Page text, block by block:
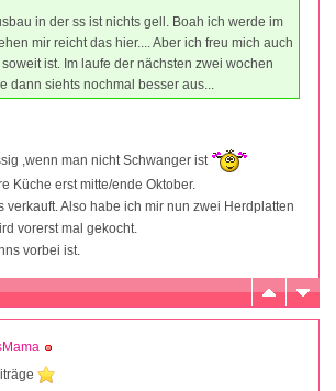
in der ss ist nichts gell. Boah ich werde im
mir reicht das hier.... Aber ich freu mich auch
ist. Im laufe der nächsten zwei wochen
dann siehts nochmal besser aus...
,wenn man nicht Schwanger ist
Küche erst mitte/ende Oktober.
verkauft. Also habe ich mir nun zwei Herdplatten
vorerst mal gekocht.
vorbei ist.